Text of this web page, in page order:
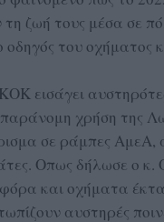
ζωή τους μέσα σε
οδηγός του οχήματος
εισάγει
χρήση της
σε ράμπες ΑμεΑ,
Οπως δήλωσε ο κ.
και οχήματα
αυστηρές